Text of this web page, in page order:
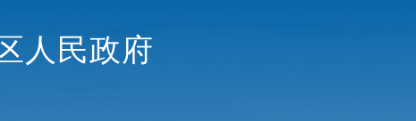
人民政府